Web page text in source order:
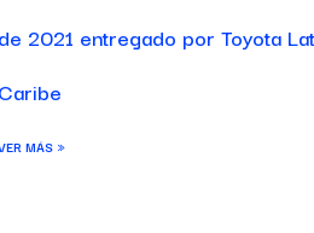
2021 entregado por Toyota
MÁS »